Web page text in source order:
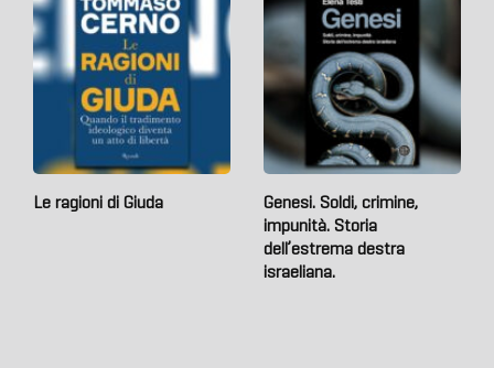
Le ragioni di Giuda
Genesi. Soldi, crimine,
impunità. Storia
dell’estrema destra
israeliana.